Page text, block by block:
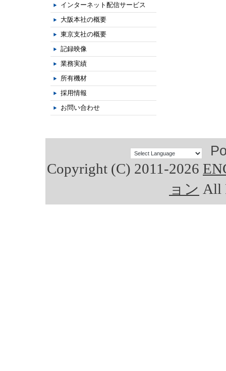
インターネット配信サービス
大阪本社の概要
東京支社の概要
記録映像
業務実績
所有機材
採用情報
お問い合わせ
Copyright (C) 2011-2026
ョン All